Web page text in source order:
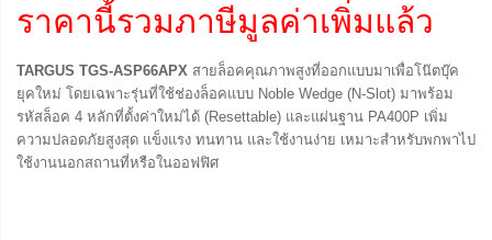
ราคานี้รวมภาษีมูลค่าเพิ่มแล้ว
TARGUS TGS-ASP66APX สายล็อคคุณภาพสูงที่ออกแบบมาเพื่อโน๊ตบุ๊ค
ยุคใหม่ โดยเฉพาะรุ่นที่ใช้ช่องล็อคแบบ Noble Wedge (N-Slot) มาพร้อม
รหัสล็อค 4 หลักที่ตั้งค่าใหม่ได้ (Resettable) และแผ่นฐาน PA400P เพิ่ม
ความปลอดภัยสูงสุด แข็งแรง ทนทาน และใช้งานง่าย เหมาะสำหรับพกพาไป
ใช้งานนอกสถานที่หรือในออฟฟิศ